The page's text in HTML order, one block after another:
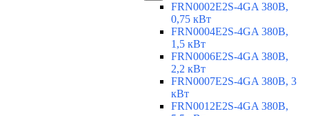
FRN0002E2S-4GA 380В,
0,75 кВт
FRN0004E2S-4GA 380В,
1,5 кВт
FRN0006E2S-4GA 380В,
2,2 кВт
FRN0007E2S-4GA 380В, 3
кВт
FRN0012E2S-4GA 380В,